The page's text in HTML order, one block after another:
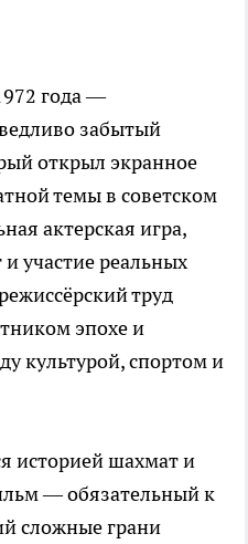
года —
забытый
открыл экранное
темы в советском
актерская игра,
участие реальных
труд
эпохе и
культурой, спортом и
историей шахмат и
— обязательный к
сложные грани